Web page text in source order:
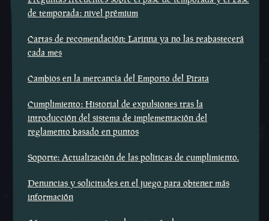
de temporada: nivel prémium
Cartas de recomendación: Larinna ya no las reabastecerá
cada mes
Cambios en la mercancía del Emporio del Pirata
Cumplimiento: Historial de expulsiones tras la
introducción del sistema de implementación del
reglamento basado en puntos
Soporte: Actualización de las políticas de cumplimiento.
Denuncias y solicitudes en el juego para obtener más
información